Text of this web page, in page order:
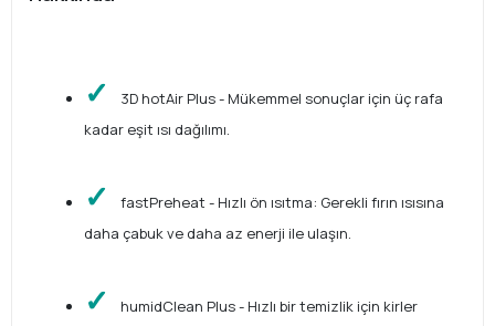
3D hotAir Plus - Mükemmel sonuçlar için üç rafa
kadar eşit ısı dağılımı.
fastPreheat - Hızlı ön ısıtma: Gerekli fırın ısısına
daha çabuk ve daha az enerji ile ulaşın.
humidClean Plus - Hızlı bir temizlik için kirler